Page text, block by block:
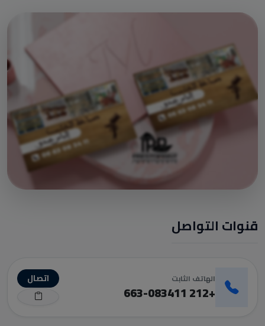
قنوات التواصل
الهاتف الثابت
+212 663-083411
اتصال